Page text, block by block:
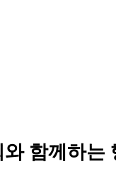
함께하는